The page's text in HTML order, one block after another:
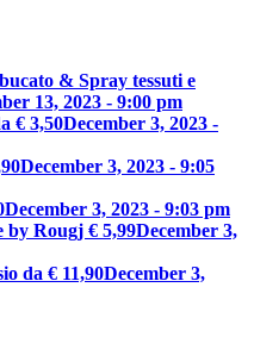
& Spray tessuti e
13, 2023 - 9:00 pm
€ 3,50December 3, 2023 -
December 3, 2023 - 9:05
December 3, 2023 - 9:03 pm
by Rougj € 5,99December 3,
da € 11,90December 3,